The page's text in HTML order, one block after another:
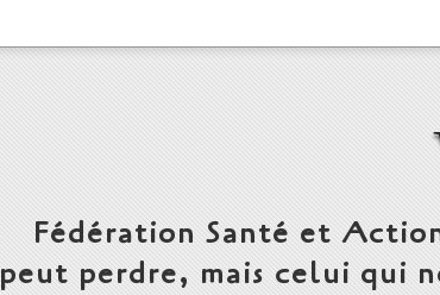
Fédération Santé et
peut perdre, mais celui qui